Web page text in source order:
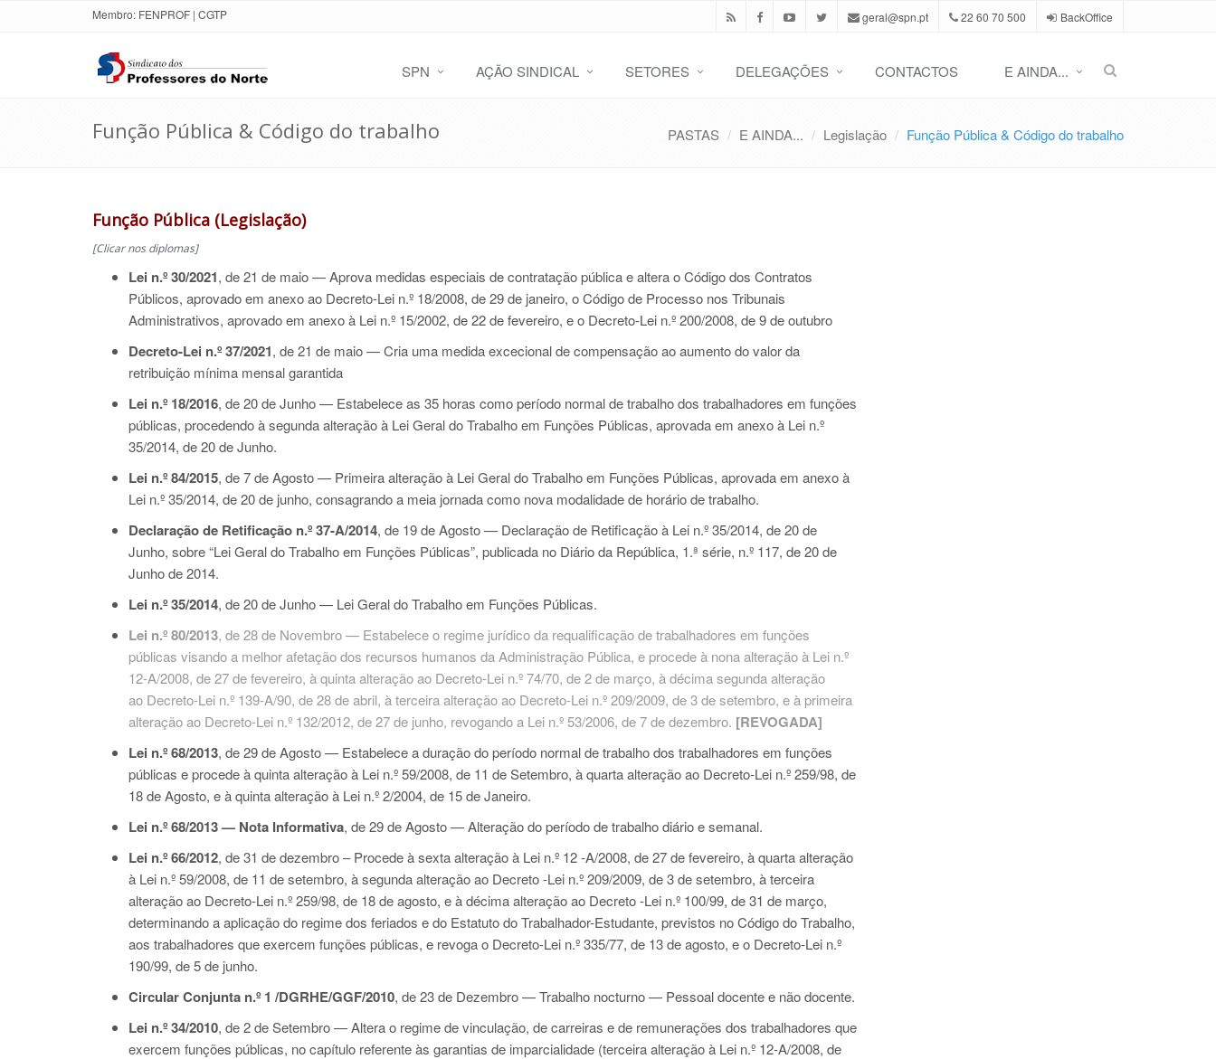
Membro: FENPROF | CGTP geral@spn.pt 22 60 70 500 BackOffice
SPN AÇÃO SINDICAL SETORES DELEGAÇÕES CONTACTOS E AINDA...
Função Pública & Código do trabalho PASTAS E AINDA... Legislação Função Pública & Código do trabalho
Função Pública (Legislação)
[Clicar nos diplomas]
Lei n.º 30/2021, de 21 de maio — Aprova medidas especiais de contratação pública e altera o Código dos Contratos
Públicos, aprovado em anexo ao Decreto-Lei n.º 18/2008, de 29 de janeiro, o Código de Processo nos Tribunais
Administrativos, aprovado em anexo à Lei n.º 15/2002, de 22 de fevereiro, e o Decreto-Lei n.º 200/2008, de 9 de outubro
Decreto-Lei n.º 37/2021, de 21 de maio — Cria uma medida excecional de compensação ao aumento do valor da
retribuição mínima mensal garantida
Lei n.º 18/2016, de 20 de Junho — Estabelece as 35 horas como período normal de trabalho dos trabalhadores em funções
públicas, procedendo à segunda alteração à Lei Geral do Trabalho em Funções Públicas, aprovada em anexo à Lei n.º
35/2014, de 20 de Junho.
Lei n.º 84/2015, de 7 de Agosto — Primeira alteração à Lei Geral do Trabalho em Funções Públicas, aprovada em anexo à
Lei n.º 35/2014, de 20 de junho, consagrando a meia jornada como nova modalidade de horário de trabalho.
Declaração de Retificação n.º 37-A/2014, de 19 de Agosto — Declaração de Retificação à Lei n.º 35/2014, de 20 de
Junho, sobre “Lei Geral do Trabalho em Funções Públicas”, publicada no Diário da República, 1.ª série, n.º 117, de 20 de
Junho de 2014.
Lei n.º 35/2014, de 20 de Junho — Lei Geral do Trabalho em Funções Públicas.
Lei n.º 80/2013, de 28 de Novembro — Estabelece o regime jurídico da requalificação de trabalhadores em funções
públicas visando a melhor afetação dos recursos humanos da Administração Pública, e procede à nona alteração à Lei n.º
12-A/2008, de 27 de fevereiro, à quinta alteração ao Decreto-Lei n.º 74/70, de 2 de março, à décima segunda alteração
ao Decreto-Lei n.º 139-A/90, de 28 de abril, à terceira alteração ao Decreto-Lei n.º 209/2009, de 3 de setembro, e à primeira
alteração ao Decreto-Lei n.º 132/2012, de 27 de junho, revogando a Lei n.º 53/2006, de 7 de dezembro. [REVOGADA]
Lei n.º 68/2013, de 29 de Agosto — Estabelece a duração do período normal de trabalho dos trabalhadores em funções
públicas e procede à quinta alteração à Lei n.º 59/2008, de 11 de Setembro, à quarta alteração ao Decreto-Lei n.º 259/98, de
18 de Agosto, e à quinta alteração à Lei n.º 2/2004, de 15 de Janeiro.
Lei n.º 68/2013 — Nota Informativa, de 29 de Agosto — Alteração do período de trabalho diário e semanal.
Lei n.º 66/2012, de 31 de dezembro– Procede à sexta alteração à Lei n.º 12 -A/2008, de 27 de fevereiro, à quarta alteração
à Lei n.º 59/2008, de 11 de setembro, à segunda alteração ao Decreto -Lei n.º 209/2009, de 3 de setembro, à terceira
alteração ao Decreto-Lei n.º 259/98, de 18 de agosto, e à décima alteração ao Decreto -Lei n.º 100/99, de 31 de março,
determinando a aplicação do regime dos feriados e do Estatuto do Trabalhador-Estudante, previstos no Código do Trabalho,
aos trabalhadores que exercem funções públicas, e revoga o Decreto-Lei n.º 335/77, de 13 de agosto, e o Decreto-Lei n.º
190/99, de 5 de junho.
Circular Conjunta n.º 1 /DGRHE/GGF/2010, de 23 de Dezembro — Trabalho nocturno — Pessoal docente e não docente.
Lei n.º 34/2010, de 2 de Setembro — Altera o regime de vinculação, de carreiras e de remunerações dos trabalhadores que
exercem funções públicas, no capítulo referente às garantias de imparcialidade (terceira alteração à Lei n.º 12-A/2008, de